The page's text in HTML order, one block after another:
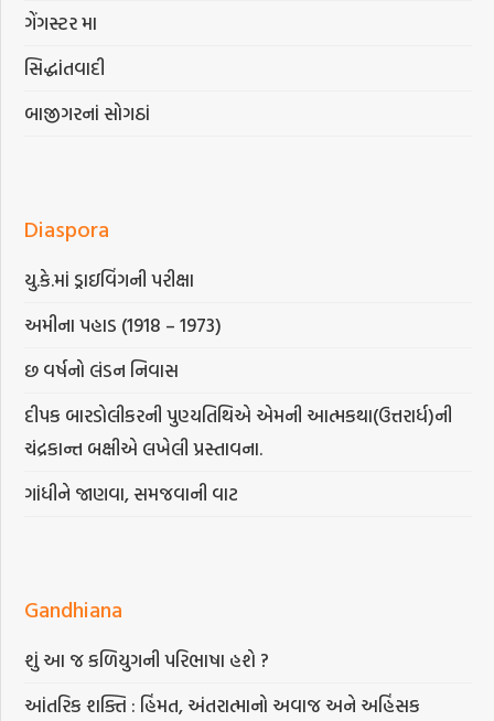
ગેંગસ્ટર મા
સિદ્ધાંતવાદી
બાજીગરનાં સોગઠાં
Diaspora
યુ.કે.માં ડ્રાઇવિંગની પરીક્ષા
અમીના પહાડ (1918 – 1973)
છ વર્ષનો લંડન નિવાસ
દીપક બારડોલીકરની પુણ્યતિથિએ એમની આત્મકથા(ઉત્તરાર્ધ)ની
ચંદ્રકાન્ત બક્ષીએ લખેલી પ્રસ્તાવના.
ગાંધીને જાણવા, સમજવાની વાટ
Gandhiana
શું આ જ કળિયુગની પરિભાષા હશે ?
આંતરિક શક્તિ : હિંમત, અંતરાત્માનો અવાજ અને અહિંસક